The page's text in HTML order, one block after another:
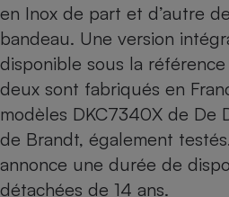
en Inox de part et d’autre
bandeau. Une version
disponible sous la référence
deux sont fabriqués en
modèles DKC7340X de De
de Brandt, également
annonce une durée de
détachées de 14 ans.